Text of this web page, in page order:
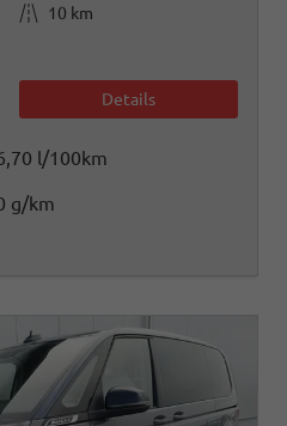
Kilometerstand
10 km
Details
l/100km
g/km